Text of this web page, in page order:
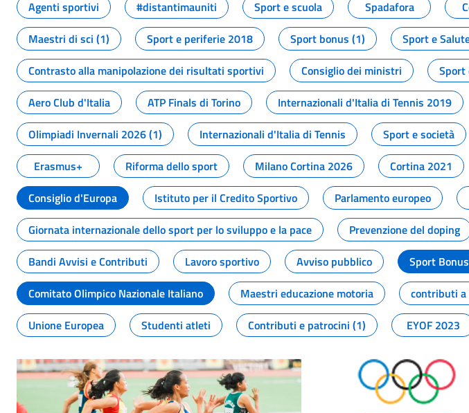
Agenti sportivi
#distantimauniti Sport e scuola Spadafora
Maestri di sci (1)
Sport e periferie 2018 Sport bonus (1) Sport e
Contrasto alla manipolazione dei risultati sportivi
Consiglio dei ministri Sport
Aero Club d'Italia
ATP Finals di Torino Internazionali d'Italia di Tennis 2019
Olimpiadi Invernali 2026 (1)
Internazionali d'Italia di Tennis Sport e società
Erasmus+
Riforma dello sport Milano Cortina 2026 Cortina 2021
Consiglio d'Europa
Istituto per il Credito Sportivo Parlamento europeo
Giornata internazionale dello sport per lo sviluppo e la pace
Prevenzione del doping
Bandi Avvisi e Contributi
Lavoro sportivo Avviso pubblico Sport
Comitato Olimpico Nazionale Italiano
Maestri educazione motoria contributi
Unione Europea
Studenti atleti Contributi e patrocini (1) EYOF 2023